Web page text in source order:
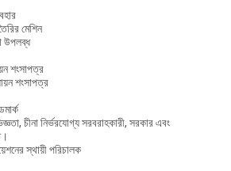
মেশিন
উপলব্ধ
শংসাপত্র
শংসাপত্র
চীনা নির্ভরযোগ্য সরবরাহকারী, সরকার এবং
স্থায়ী পরিচালক